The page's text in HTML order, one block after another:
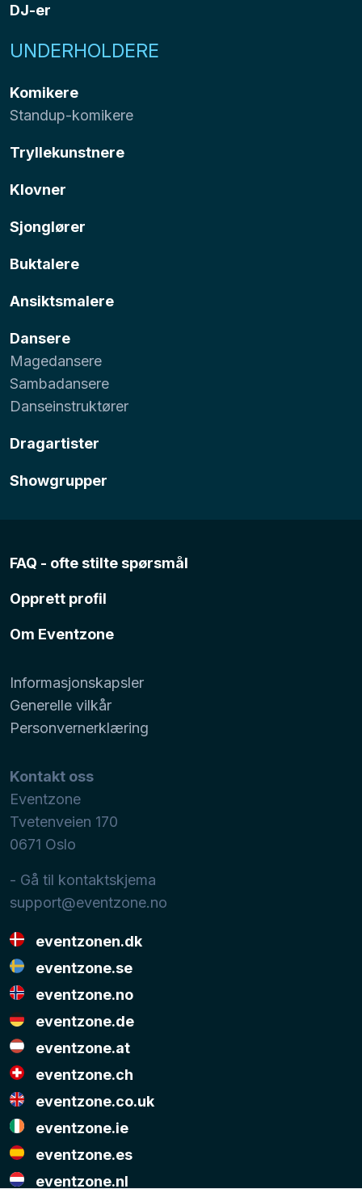
DJ-er
UNDERHOLDERE
Komikere
Standup-komikere
Tryllekunstnere
Klovner
Sjonglører
Buktalere
Ansiktsmalere
Dansere
Magedansere
Sambadansere
Danseinstruktører
Dragartister
Showgrupper
FAQ - ofte stilte spørsmål
Opprett profil
Om Eventzone
Informasjonskapsler
Generelle vilkår
Personvernerklæring
Kontakt oss
Eventzone
Tvetenveien 170
0671 Oslo
- Gå til kontaktskjema
support@eventzone.no
eventzonen.dk
eventzone.se
eventzone.no
eventzone.de
eventzone.at
eventzone.ch
eventzone.co.uk
eventzone.ie
eventzone.es
eventzone.nl